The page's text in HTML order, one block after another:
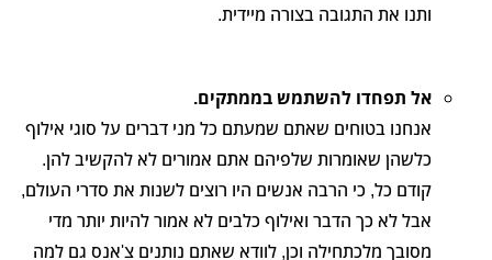
ותנו את התגובה בצורה מיידית.
אל תפחדו להשתמש בממתקים.
אנחנו בטוחים שאתם שמעתם כל מני דברים על סוגי אילוף
כלשהן שאומרות שלפיהם אתם אמורים לא להקשיב להן.
קודם כל, כי הרבה אנשים היו רוצים לשנות את סדרי העולם,
אבל לא כך הדבר ואילוף כלבים לא אמור להיות יותר מדי
מסובך מלכתחילה וכן, לוודא שאתם נותנים צ'אנס גם למה